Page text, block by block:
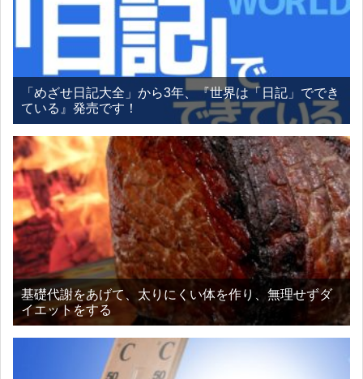
「めざせ日記大全」から3年、『世界は「日記」ででき
ている』発売です！
基礎代謝をあげて、太りにくい体を作り、無理せずダ
イエットをする